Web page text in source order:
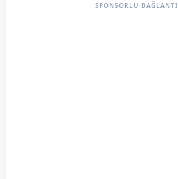
SPONSORLU BAĞLANTI